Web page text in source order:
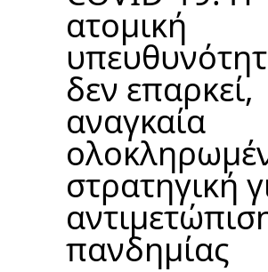
ατομική
δεν επαρκεί,
αναγκαία
στρατηγική
πανδημίας